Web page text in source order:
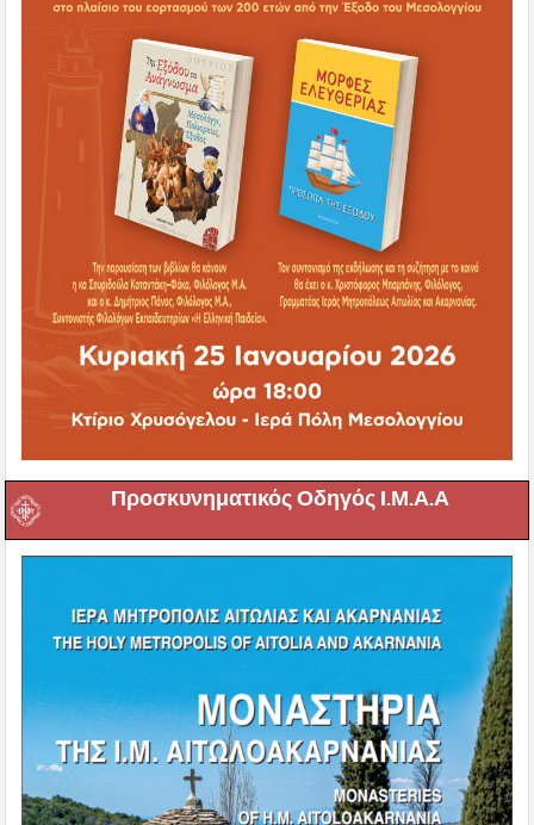
Προσκυνηματικός Οδηγός Ι.Μ.Α.Α